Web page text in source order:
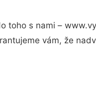
toho s nami –
vám, že